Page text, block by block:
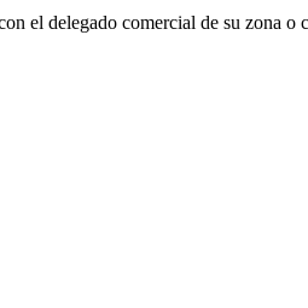
el delegado comercial de su zona